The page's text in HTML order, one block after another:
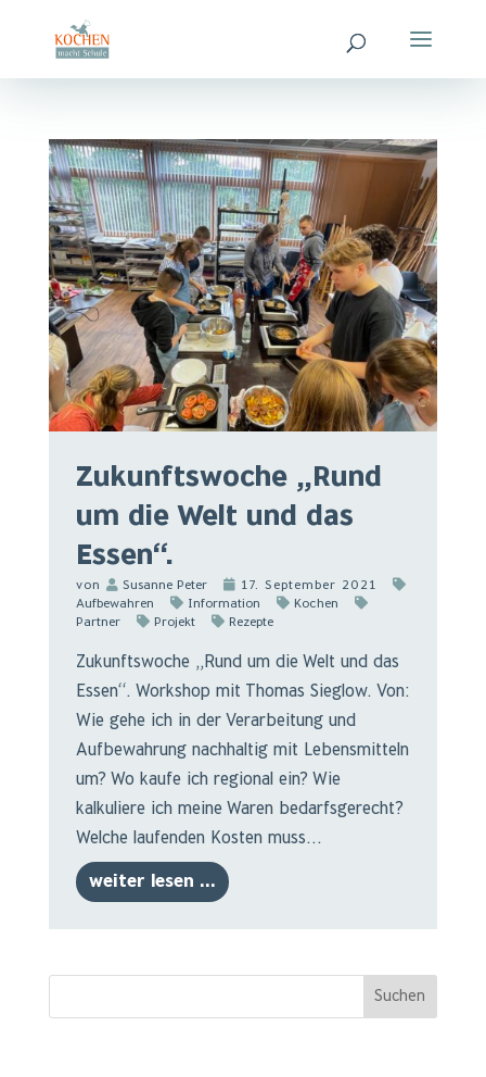
Zukunftswoche „Rund
um die Welt und das
Essen“.
von Susanne Peter
17. September 2021
Aufbewahren
Information
Kochen
Partner
Projekt Rezepte
Zukunftswoche „Rund um die Welt und das
Essen“. Workshop mit Thomas Sieglow. Von:
Wie gehe ich in der Verarbeitung und
Aufbewahrung nachhaltig mit Lebensmitteln
um? Wo kaufe ich regional ein? Wie
kalkuliere ich meine Waren bedarfsgerecht?
Welche laufenden Kosten muss...
weiter lesen ...